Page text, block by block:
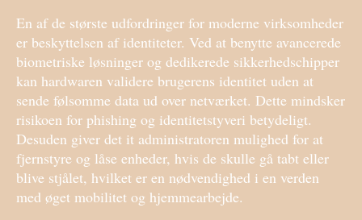
En af de største udfordringer for moderne virksomheder
er beskyttelsen af identiteter. Ved at benytte avancerede
biometriske løsninger og dedikerede sikkerhedschipper
kan hardwaren validere brugerens identitet uden at
sende følsomme data ud over netværket. Dette mindsker
risikoen for phishing og identitetstyveri betydeligt.
Desuden giver det it administratoren mulighed for at
fjernstyre og låse enheder, hvis de skulle gå tabt eller
blive stjålet, hvilket er en nødvendighed i en verden
med øget mobilitet og hjemmearbejde.